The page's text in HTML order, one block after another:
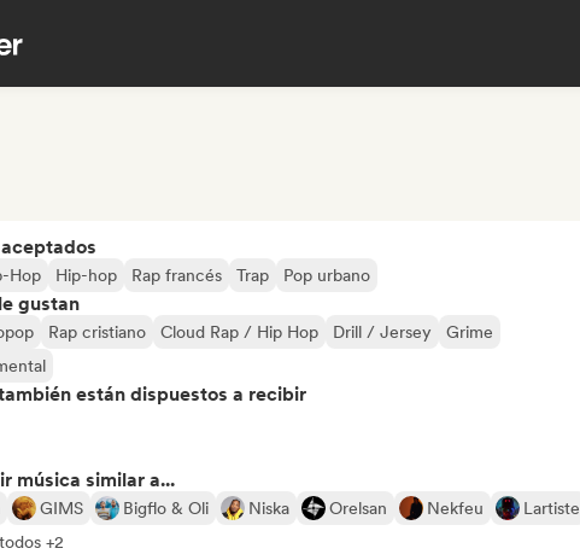
Hop Hip-hop Rap francés Trap Pop urbano
gustan
Rap cristiano Cloud Rap / Hip Hop Drill / Jersey
Grime
están dispuestos a recibir
música similar a...
GIMS Bigflo & Oli Niska Orelsan Nekfeu
Lartiste
+2